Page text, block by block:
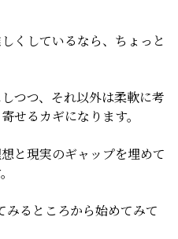
くしているなら、ちょっと
つつ、それ以外は柔軟に考
せるカギになります。
と現実のギャップを埋めて
みるところから始めてみて